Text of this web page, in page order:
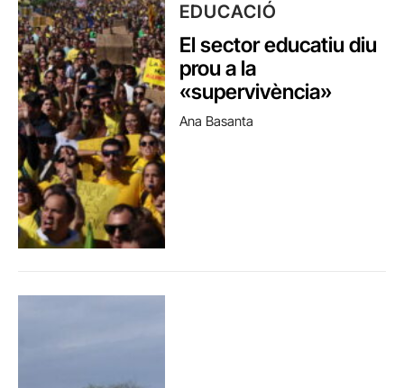
EDUCACIÓ
El sector educatiu diu
prou a la
«supervivència»
Ana Basanta